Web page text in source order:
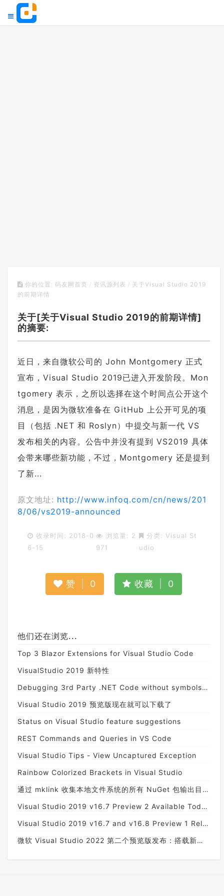
你的位置: 码友网首页 / 资讯源列表 / 关于Visual Studio 2019
的前期详情
关于[关于Visual Studio 2019的前期详情]
的摘要:
近日，来自微软公司的 John Montgomery 正式
宣布，Visual Studio 2019已进入开发阶段。Mon
tgomery 表示，之所以选择在这个时间点公开这个
消息，是因为微软准备在 GitHub 上公开可见的项
目（包括 .NET 和 Roslyn）中提交与新一代 VS
发布相关的内容。公告中并没有提到 VS2019 具体
会带来哪些新功能，不过，Montgomery 还是提到
了新...
原文地址: http://www.infoq.com/cn/news/201
8/06/vs2019-announced
收录时间: 2018-0
6-15
浏览量: 2
971
分类: Visual St
udio
赞 0 收藏 0
他们还在浏览...
Top 3 Blazor Extensions for Visual Studio Code
VisualStudio 2019 新特性
Debugging 3rd Party .NET Code without symbols in Visual Studio
Visual Studio 2019 预览版现在就可以下载了
Status on Visual Studio feature suggestions
REST Commands and Queries in VS Code
Visual Studio Tips - View Uncaptured Exception
Rainbow Colorized Brackets in Visual Studio
通过 mklink 收集本地文件系统的所有 NuGet 包输出目录来快速调试公共组件代码
Visual Studio 2019 v16.7 Preview 2 Available Today!
Visual Studio 2019 v16.7 and v16.8 Preview 1 Release Today!
微软 Visual Studio 2022 第二个预览版发布：搭载新图标，实时预览功能增强